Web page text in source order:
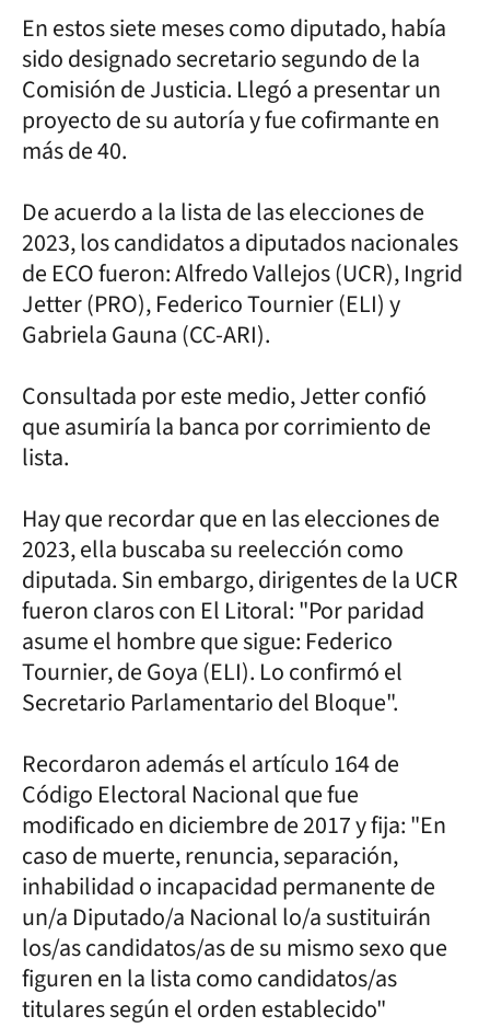
En estos siete meses como diputado, había
sido designado secretario segundo de la
Comisión de Justicia. Llegó a presentar un
proyecto de su autoría y fue cofirmante en
más de 40.
De acuerdo a la lista de las elecciones de
2023, los candidatos a diputados nacionales
de ECO fueron: Alfredo Vallejos (UCR), Ingrid
Jetter (PRO), Federico Tournier (ELI) y
Gabriela Gauna (CC-ARI).
Consultada por este medio, Jetter confió
que asumiría la banca por corrimiento de
lista.
Hay que recordar que en las elecciones de
2023, ella buscaba su reelección como
diputada. Sin embargo, dirigentes de la UCR
fueron claros con El Litoral: "Por paridad
asume el hombre que sigue: Federico
Tournier, de Goya (ELI). Lo confirmó el
Secretario Parlamentario del Bloque".
Recordaron además el artículo 164 de
Código Electoral Nacional que fue
modificado en diciembre de 2017 y fija: "En
caso de muerte, renuncia, separación,
inhabilidad o incapacidad permanente de
un/a Diputado/a Nacional lo/a sustituirán
los/as candidatos/as de su mismo sexo que
figuren en la lista como candidatos/as
titulares según el orden establecido"